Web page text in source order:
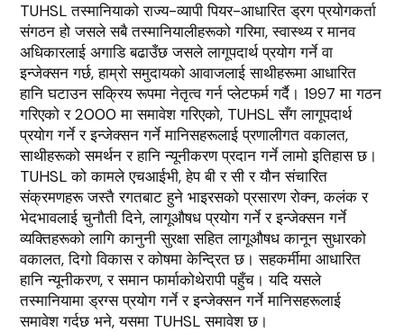
TUHSL तस्मानियाको राज्य-व्यापी पियर-आधारित ड्रग प्रयोगकर्ता
संगठन हो जसले सबै तस्मानियालीहरूको गरिमा, स्वास्थ्य र मानव
अधिकारलाई अगाडि बढाउँछ जसले लागूपदार्थ प्रयोग गर्ने वा
इन्जेक्सन गर्छ, हाम्रो समुदायको आवाजलाई साथीहरूमा आधारित
हानि घटाउन सक्रिय रूपमा नेतृत्व गर्न प्लेटफर्म गर्दै। 1997 मा गठन
गरिएको र 2000 मा समावेश गरिएको, TUHSL सँग लागूपदार्थ
प्रयोग गर्ने र इन्जेक्सन गर्ने मानिसहरूलाई प्रणालीगत वकालत,
साथीहरूको समर्थन र हानि न्यूनीकरण प्रदान गर्ने लामो इतिहास छ।
TUHSL को कामले एचआईभी, हेप बी र सी र यौन संचारित
संक्रमणहरू जस्तै रगतबाट हुने भाइरसको प्रसारण रोक्न, कलंक र
भेदभावलाई चुनौती दिने, लागूऔषध प्रयोग गर्ने र इन्जेक्सन गर्ने
व्यक्तिहरूको लागि कानुनी सुरक्षा सहित लागूऔषध कानून सुधारको
वकालत, दिगो विकास र कोषमा केन्द्रित छ। सहकर्मीमा आधारित
हानि न्यूनीकरण, र समान फार्माकोथेरापी पहुँच। यदि यसले
तस्मानियामा ड्रग्स प्रयोग गर्ने र इन्जेक्सन गर्ने मानिसहरूलाई
समावेश गर्दछ भने, यसमा TUHSL समावेश छ।